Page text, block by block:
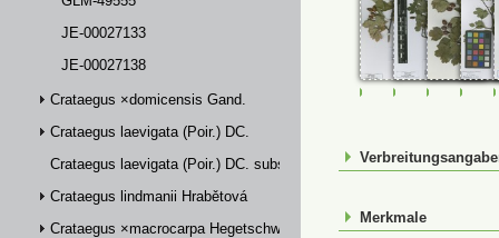
JE-00027133
JE-00027138
Crataegus ×domicensis Gand.
Crataegus laevigata (Poir.) DC.
Crataegus laevigata (Poir.) DC. subsp. palmstruchii (Lindm.) Franco
Crataegus lindmanii Hrabětová
Crataegus ×macrocarpa Hegetschw.
FR-0028735FR-0107227
FR-
Merkmale